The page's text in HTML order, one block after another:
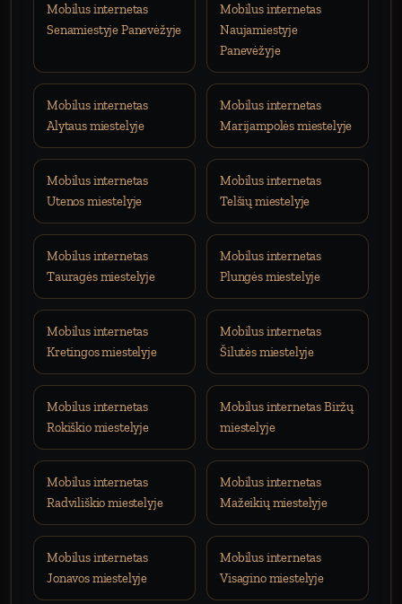
Mobilus internetas
Senamiestyje Panevėžyje
Mobilus internetas
Naujamiestyje
Panevėžyje
Mobilus internetas
Alytaus miestelyje
Mobilus internetas
Marijampolės miestelyje
Mobilus internetas
Utenos miestelyje
Mobilus internetas
Telšių miestelyje
Mobilus internetas
Tauragės miestelyje
Mobilus internetas
Plungės miestelyje
Mobilus internetas
Kretingos miestelyje
Mobilus internetas
Šilutės miestelyje
Mobilus internetas
Rokiškio miestelyje
Mobilus internetas Biržų
miestelyje
Mobilus internetas
Radviliškio miestelyje
Mobilus internetas
Mažeikių miestelyje
Mobilus internetas
Jonavos miestelyje
Mobilus internetas
Visagino miestelyje